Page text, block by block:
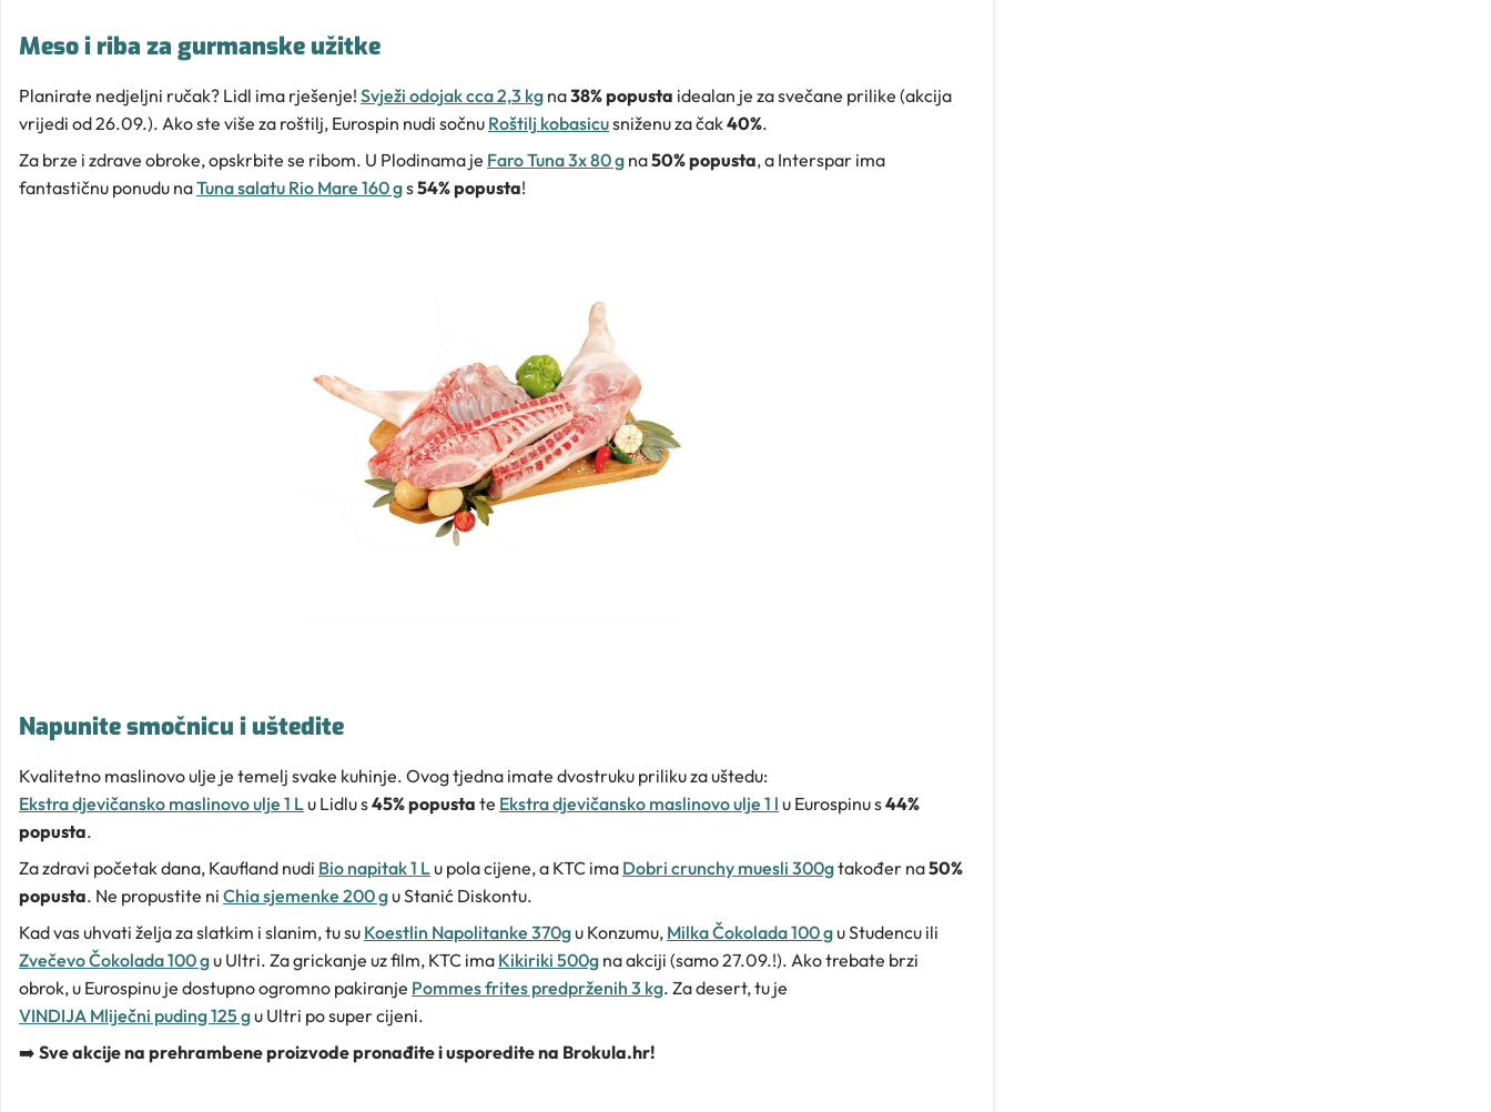
Meso i riba za gurmanske užitke
Planirate nedjeljni ručak? Lidl ima rješenje! Svježi odojak cca 2,3 kg na38% popusta idealan je za svečane prilike (akcija
vrijedi od 26.09.). Ako ste više za roštilj, Eurospin nudi sočnu Roštilj kobasicusniženu za čak40%.
Za brze i zdrave obroke, opskrbite se ribom. U Plodinama je Faro Tuna 3x 80 g na50% popusta, a Interspar ima
fantastičnu ponudu naTuna salatu Rio Mare 160 gs54% popusta!
Napunite smočnicu i uštedite
Kvalitetno maslinovo ulje je temelj svake kuhinje. Ovog tjedna imate dvostruku priliku za uštedu:
Ekstra djevičansko maslinovo ulje 1 Lu Lidlu s45% popusta te Ekstra djevičansko maslinovo ulje 1 l u Eurospinu s44%
popusta.
Za zdravi početak dana, Kaufland nudi Bio napitak 1 Lu pola cijene, a KTC ima Dobri crunchy muesli 300gtakođer na50%
popusta. Ne propustite ni Chia sjemenke 200 gu Stanić Diskontu.
Kad vas uhvati želja za slatkim i slanim, tu su Koestlin Napolitanke 370gu Konzumu, Milka Čokolada 100 gu Studencu ili
Zvečevo Čokolada 100 gu Ultri. Za grickanje uz film, KTC ima Kikiriki 500g na akciji (samo 27.09.!). Ako trebate brzi
obrok, u Eurospinu je dostupno ogromno pakiranje Pommes frites predprženih 3 kg. Za desert, tu je
VINDIJA Mliječni puding 125 gu Ultri po super cijeni.
➡️ Sve akcije na prehrambene proizvode pronađite i usporedite na Brokula.hr!